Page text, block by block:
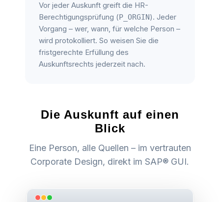
Vor jeder Auskunft greift die HR-
Berechtigungsprüfung (P_ORGIN). Jeder
Vorgang – wer, wann, für welche Person –
wird protokolliert. So weisen Sie die
fristgerechte Erfüllung des
Auskunftsrechts jederzeit nach.
Die Auskunft auf einen
Blick
Eine Person, alle Quellen – im vertrauten
Corporate Design, direkt im SAP® GUI.